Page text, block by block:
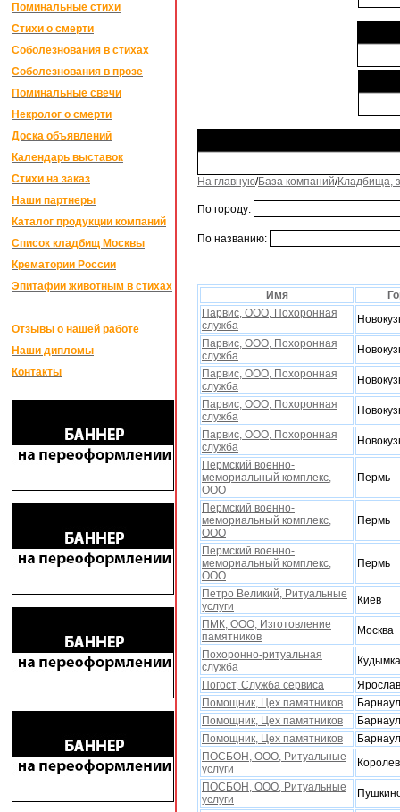
Поминальные стихи
Стихи о смерти
Соболезнования в стихах
Соболезнования в прозе
Поминальные свечи
Некролог о смерти
Доска объявлений
Календарь выставок
Стихи на заказ
Наши партнеры
Каталог продукции компаний
Список кладбищ Москвы
Крематории России
Эпитафии животным в стихах
Отзывы о нашей работе
Наши дипломы
Контакты
На главную/База компаний/Кладбища,
По городу:
По названию:
Имя
Парвис, ООО, Поxоронная
служба
Парвис, ООО, Поxоронная
служба
Парвис, ООО, Поxоронная
служба
Парвис, ООО, Поxоронная
служба
Парвис, ООО, Поxоронная
служба
Пермский военно-
мемориальный комплекс,
ООО
Пермь
Пермский военно-
мемориальный комплекс,
ООО
Пермь
Пермский военно-
мемориальный комплекс,
ООО
Пермь
Петро Великий, Ритуальные
услуги
Киев
ПМК, ООО, Изготовление
памятников
Москва
Поxоронно-ритуальная
служба
Погост, Служба сервиса
Помощник, Цеx памятников
Барнаул
Помощник, Цеx памятников
Барнаул
Помощник, Цеx памятников
Барнаул
ПОСБОН, ООО, Ритуальные
услуги
Королев
ПОСБОН, ООО, Ритуальные
услуги